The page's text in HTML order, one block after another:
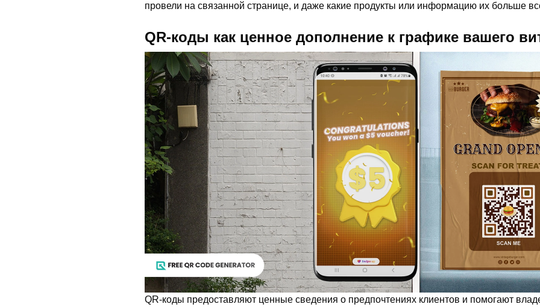
провели на связанной странице, и даже какие продукты или информацию их больше
QR-коды как ценное дополнение к графике вашего
QR-коды предоставляют ценные сведения о предпочтениях клиентов и помогают